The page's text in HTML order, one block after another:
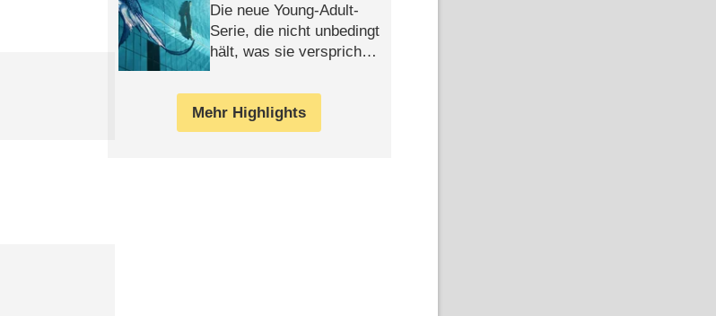
Die neue Young-Adult-
Serie, die nicht unbedingt
hält, was sie verspricht –
Mehr Highlights